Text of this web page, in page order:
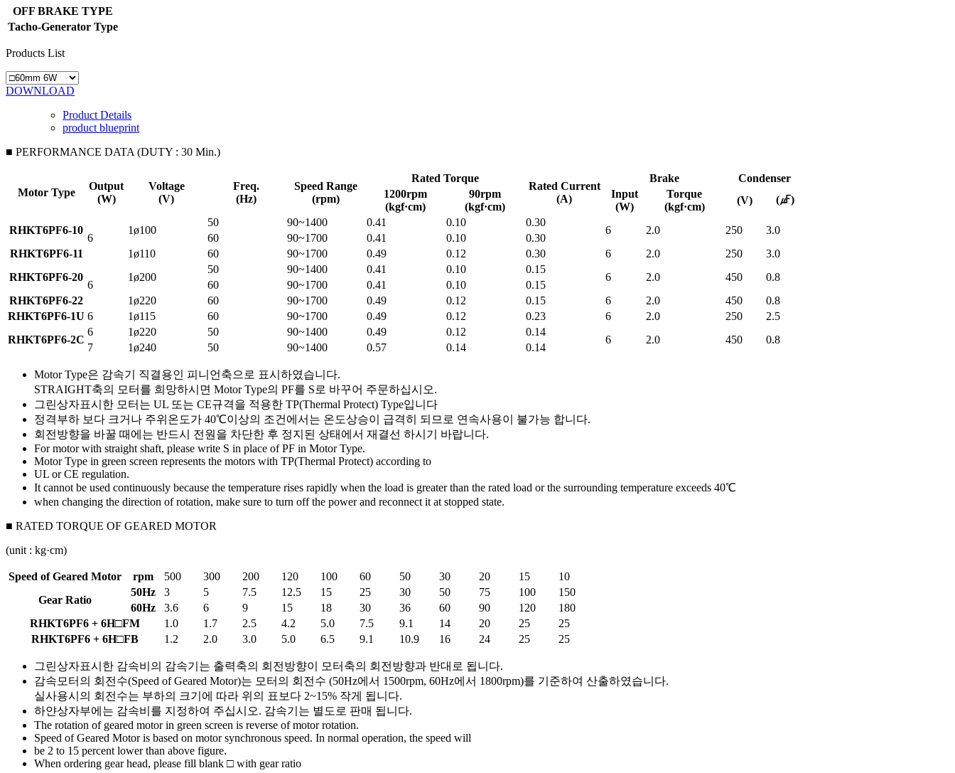
OFF BRAKE TYPE
Tacho-Generator Type
Products List
DOWNLOAD
Product Details
product blueprint
■ PERFORMANCE DATA (DUTY : 30 Min.)
Motor Type
Output
(W)
Voltage
(V)
Freq.
(Hz)
Speed Range
(rpm)
Rated Torque
Rated Current
(A)
Brake
Condenser
1200rpm
(kgf·cm)
90rpm
(kgf·cm)
Input
(W)
Torque
(kgf·cm)
(V) (㎌)
RHKT6PF6-10
6
1ø100
50 90~1400 0.41 0.10 0.30
6 2.0 250 3.0
60 90~1700 0.41 0.10
0.30
RHKT6PF6-11
1ø110 60 90~1700 0.49 0.12 0.30 6 2.0 250
3.0
RHKT6PF6-20
6
1ø200
50 90~1400 0.41 0.10 0.15
6 2.0 450 0.8
60 90~1700 0.41 0.10
0.15
RHKT6PF6-22
1ø220 60 90~1700 0.49 0.12 0.15 6 2.0 450
0.8
RHKT6PF6-1U 6 1ø115 60 90~1700 0.49 0.12 0.23 6 2.0 250
2.5
RHKT6PF6-2C
6 1ø220 50 90~1400 0.49 0.12 0.14
6 2.0 450 0.8
7 1ø240 50 90~1400 0.57 0.14 0.14
Motor Type은 감속기 직결용인 피니언축으로 표시하였습니다.
STRAIGHT축의 모터를 희망하시면 Motor Type의 PF를 S로 바꾸어 주문하십시오.
그린상자표시한 모터는 UL 또는 CE규격을 적용한 TP(Thermal Protect) Type입니다
정격부하 보다 크거나 주위온도가 40℃이상의 조건에서는 온도상승이 급격히 되므로 연속사용이 불가능 합니다.
회전방향을 바꿀 때에는 반드시 전원을 차단한 후 정지된 상태에서 재결선 하시기 바랍니다.
For motor with straight shaft, please write S in place of PF in Motor Type.
Motor Type in green screen represents the motors with TP(Thermal Protect) according to
UL or CE regulation.
It cannot be used continuously because the temperature rises rapidly when the load is greater than the rated load or the surrounding temperature exceeds 40℃
when changing the direction of rotation, make sure to turn off the power and reconnect it at stopped state.
■ RATED TORQUE OF GEARED MOTOR
(unit : kg·cm)
Speed of Geared Motor rpm 500 300 200 120 100 60 50 30 20 15
10
Gear Ratio
50Hz 3 5 7.5 12.5 15 25 30 50 75 100
150
60Hz
3.6 6 9 15 18 30 36 60 90 120
180
RHKT6PF6 + 6H□FM
1.0 1.7 2.5 4.2 5.0 7.5 9.1 14 20 25
25
RHKT6PF6 + 6H□FB
1.2 2.0 3.0 5.0 6.5 9.1 10.9 16 24 25 25
그린상자표시한 감속비의 감속기는 출력축의 회전방향이 모터축의 회전방향과 반대로 됩니다.
감속모터의 회전수(Speed of Geared Motor)는 모터의 회전수 (50Hz에서 1500rpm, 60Hz에서 1800rpm)를 기준하여 산출하였습니다.
실사용시의 회전수는 부하의 크기에 따라 위의 표보다 2~15% 작게 됩니다.
하얀상자부에는 감속비를 지정하여 주십시오. 감속기는 별도로 판매 됩니다.
The rotation of geared motor in green screen is reverse of motor rotation.
Speed of Geared Motor is based on motor synchronous speed. In normal operation, the speed will
be 2 to 15 percent lower than above figure.
When ordering gear head, please fill blank □ with gear ratio